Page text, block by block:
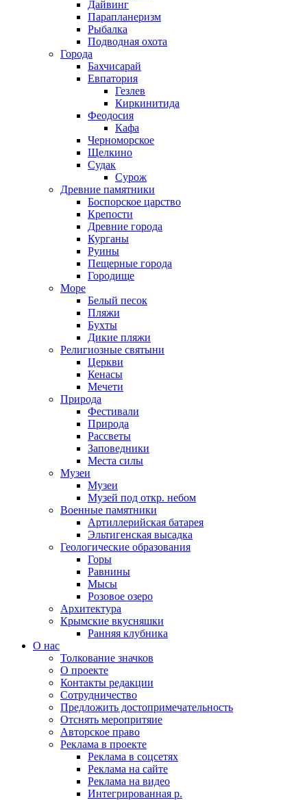
Дайвинг
Парапланеризм
Рыбалка
Подводная охота
Города
Бахчисарай
Евпатория
Гезлев
Киркинитида
Феодосия
Кафа
Черноморское
Щелкино
Судак
Сурож
Древние памятники
Боспорское царство
Крепости
Древние города
Курганы
Руины
Пещерные города
Городище
Море
Белый песок
Пляжи
Бухты
Дикие пляжи
Религиозные святыни
Церкви
Кенасы
Мечети
Природа
Фестивали
Природа
Рассветы
Заповедники
Места силы
Музеи
Музеи
Музей под откр. небом
Военные памятники
Артиллерийская батарея
Эльтигенская высадка
Геологические образования
Горы
Равнины
Мысы
Розовое озеро
Архитектура
Крымские вкусняшки
Ранняя клубника
О нас
Толкование значков
О проекте
Контакты редакции
Сотрудничество
Предложить достопримечательность
Отснять меропритяие
Авторское право
Реклама в проекте
Реклама в соцсетях
Реклама на сайте
Реклама на видео
Интегрированная р.